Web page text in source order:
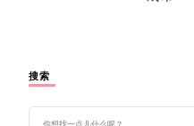
搜索